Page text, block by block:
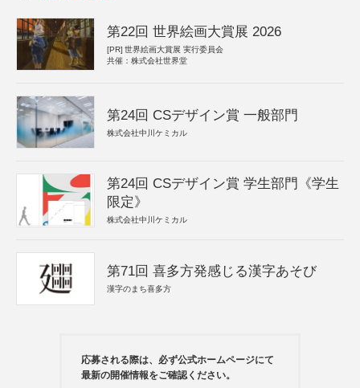
第22回 世界絵画大賞展 2026
[PR] 世界絵画大賞展 実行委員会
共催：株式会社世界堂
第24回 CSデザイン賞 一般部門
株式会社中川ケミカル
第24回 CSデザイン賞 学生部門《学生
限定》
株式会社中川ケミカル
第71回 喜多方発感じる漢字あそび
漢字のまち喜多方
応募される際は、必ず公式ホームページにて
最新の開催情報をご確認ください。